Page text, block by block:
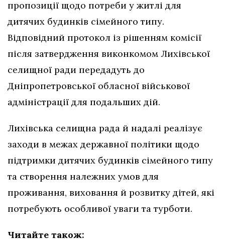
пропозиції щодо потреби у житлі для
дитячих будинків сімейного типу.
Відповідний протокол із рішенням комісії
після затвердження виконкомом Лихівської
селищної ради передадуть до
Дніпропетровської обласної військової
адміністрації для подальших дій.
Лихівська селищна рада й надалі реалізує
заходи в межах державної політики щодо
підтримки дитячих будинків сімейного типу
та створення належних умов для
проживання, виховання й розвитку дітей, які
потребують особливої уваги та турботи.
Читайте також: